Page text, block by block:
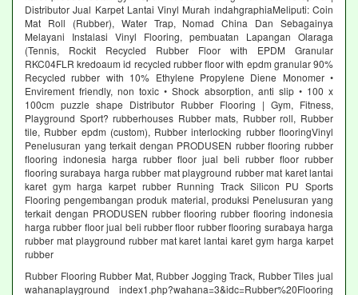
Distributor Jual Karpet Lantai Vinyl Murah indahgraphiaMeliputi: Coin
Mat Roll (Rubber), Water Trap, Nomad China Dan Sebagainya
Melayani Instalasi Vinyl Flooring, pembuatan Lapangan Olaraga
(Tennis, Rockit Recycled Rubber Floor with EPDM Granular
RKC04FLR kredoaum id recycled rubber floor with epdm granular 90%
Recycled rubber with 10% Ethylene Propylene Diene Monomer •
Envirement friendly, non toxic • Shock absorption, anti slip • 100 x
100cm puzzle shape Distributor Rubber Flooring | Gym, Fitness,
Playground Sport? rubberhouses Rubber mats, Rubber roll, Rubber
tile, Rubber epdm (custom), Rubber interlocking rubber flooringVinyl
Penelusuran yang terkait dengan PRODUSEN rubber flooring rubber
flooring indonesia harga rubber floor jual beli rubber floor rubber
flooring surabaya harga rubber mat playground rubber mat karet lantai
karet gym harga karpet rubber Running Track Silicon PU Sports
Flooring pengembangan produk material, produksi Penelusuran yang
terkait dengan PRODUSEN rubber flooring rubber flooring indonesia
harga rubber floor jual beli rubber floor rubber flooring surabaya harga
rubber mat playground rubber mat karet lantai karet gym harga karpet
rubber
Rubber Flooring Rubber Mat, Rubber Jogging Track, Rubber Tiles jual
wahanaplayground index1.php?wahana=3&idc=Rubber%20Flooring